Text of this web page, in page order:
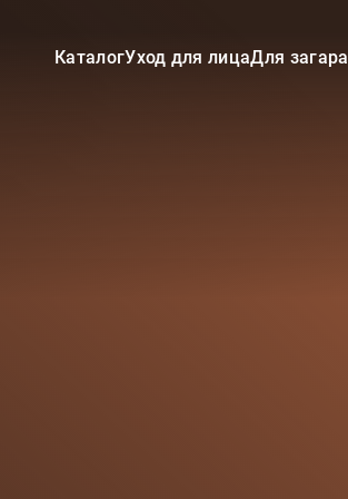
КаталогУход для лицаДля загара